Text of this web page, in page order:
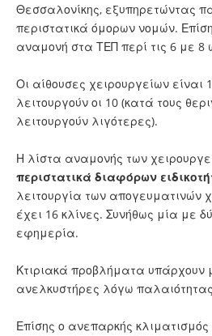
Θεσσαλονίκης, εξυπηρετώντας
περιστατικά όμορων νομών.
αναμονή στα ΤΕΠ περί τις 6 με 8
Οι αίθουσες χειρουργείων είναι
λειτουργούν οι 10 (κατά τους
λειτουργούν λιγότερες).
Η λίστα αναμονής των
περιστατικά διαφόρων
λειτουργία των απογευματινών
έχει 16 κλίνες. Συνήθως μία με
εφημερία.
Κτιριακά προβλήματα υπάρχουν
ανελκυστήρες λόγω
Επίσης ο ανεπαρκής